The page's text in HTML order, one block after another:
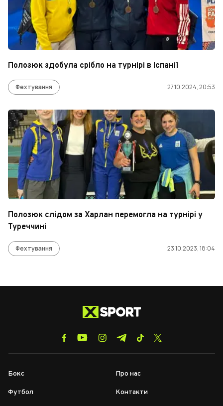
Полозюк здобула срібло на турнірі в Іспанії
Фехтування 27.10.2024, 20:53
Полозюк слідом за Харлан перемогла на турнірі у
Туреччині
Фехтування 23.10.2023, 18:04
Бокс
Футбол
Про нас
Контакти